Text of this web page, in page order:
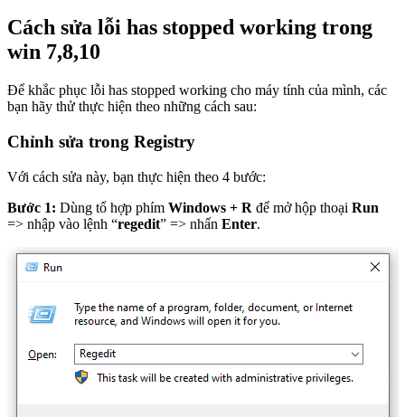
Cách sửa lỗi has stopped working trong
win 7,8,10
Để khắc phục lỗi has stopped working cho máy tính của mình, các
bạn hãy thử thực hiện theo những cách sau:
Chỉnh sửa trong Registry
Với cách sửa này, bạn thực hiện theo 4 bước:
Bước 1: Dùng tổ hợp phím Windows + R để mở hộp thoại Run
=> nhập vào lệnh “regedit” => nhấn Enter.